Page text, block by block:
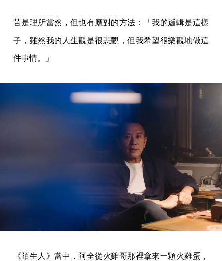
苦是理所當然，但也有應對的方法：「我的邏輯是這樣
子，雖然我的人生觀是很悲觀，但我希望很樂觀地做這
件事情。」
《陌生人》當中，阿全從火雞哥那裡拿來一顆火雞蛋，